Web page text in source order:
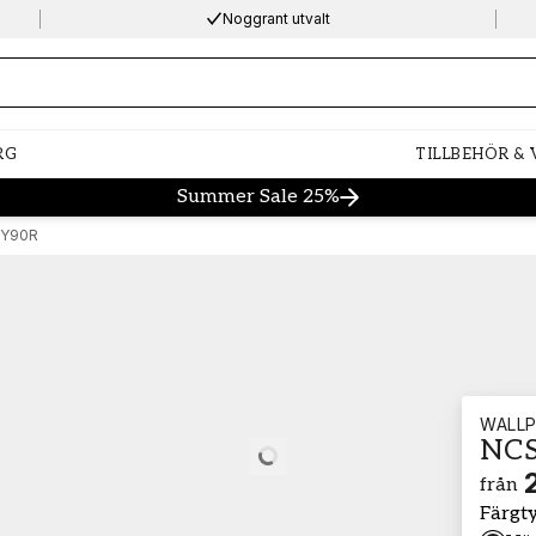
Noggrant utvalt
TILLBEHÖR &
Summer Sale 25%
Loading…
från